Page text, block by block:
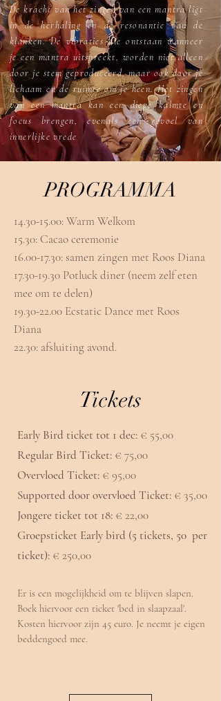
De kracht van het zingen van een mantra ligt
in de herhaling en de resonantie van de
klanken. De vibraties die ontstaan wanneer
je een mantra uitspreekt, worden niet alleen
door je stem geproduceerd, maar ook door je
lichaam en de ruimte om je heen. Het zingen
van een mantra kan een diepe kalmte en
focus brengen, evenals een gevoel van
innerlijke vrede
​14.30-15.00: Warm Welkom
15.30: Cacao ceremonie
16.00-17.30: samen zingen met Roos Diana
17.30-19.30 Potluck diner (neem zelf eten
mee om te delen)
19.30-22.00 Ecstatic Dance met Roos
Diana
22.30: afsluiting avond.
Tickets
Early Bird ticket tot 1 dec: € 55,00
Regular Bird Ticket: € 75,00
Overvloed Ticket: € 95,00
Supported door overvloed Ticket: € 35,00
Jongere ticket tot 18: € 22,00
Groepsticket Early bird (5 tickets, 50 per
ticket): € 250,00
Er is een mogelijkheid om te blijven slapen.
Boek hiervoor een ticket 'bed in slaapzaal'.
Kosten hiervoor zijn 45 euro. Je neemt je eigen
beddengoed mee.
PROGRAMMA